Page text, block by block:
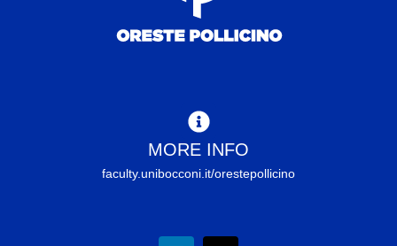
MORE INFO
faculty.unibocconi.it/orestepollicino